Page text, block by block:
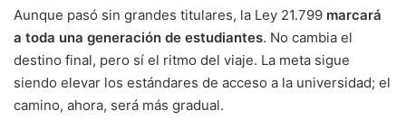
Aunque pasó sin grandes titulares, la Ley 21.799 marcará
a toda una generación de estudiantes. No cambia el
destino final, pero sí el ritmo del viaje. La meta sigue
siendo elevar los estándares de acceso a la universidad; el
camino, ahora, será más gradual.